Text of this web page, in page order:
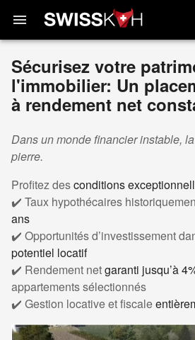
menu
Sécurisez votre
l'immobilier: Un
à rendement net
Dans un monde financier instable,
pierre.
Profitez desconditions
✔️ Taux hypothécaires
ans
✔️ Opportunités d’investissement
potentiel locatif
✔️ Rendement netgaranti jusqu’à
appartements sélectionnés
✔️ Gestion locative et fiscale